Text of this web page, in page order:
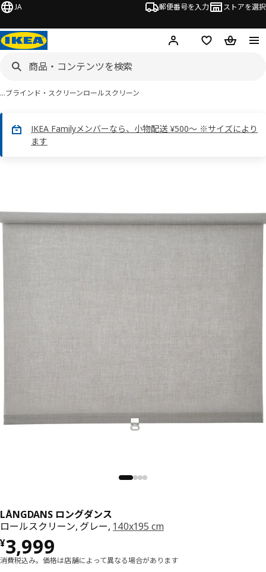
JA 郵便番号を入力 ストアを選択
ログイン・新規入会
欲しいものリスト
カート
…ブラインド・スクリーンロールスクリーン
IKEA Familyメンバーなら、小物配送 ¥500～ ※サイズにより
ます
LÅNGDANS ロングダンス
ロールスクリーン, グレー, 140x195 cm
¥3,999
価格 ¥ 3999
消費税込み。価格は店舗によって異なる場合があります